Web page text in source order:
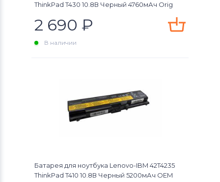
ThinkPad T430 10.8В Черный 4760мАч Orig
2 690 ₽
В наличии
Батарея для ноутбука Lenovo-IBM 42T4235
ThinkPad T410 10.8В Черный 5200мАч OEM